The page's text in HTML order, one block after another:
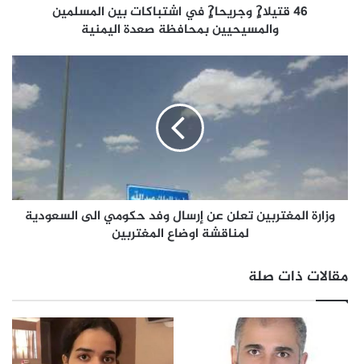
46 قتيلا?ٍ وجريحا?ٍ في اشتباكات بين المسلمين
والمسيحيين بمحافظة صعدة اليمنية
وزارة المغتربين تعلن عن إرسال وفد حكومي الى السعودية
لمناقشة اوضاع المغتربين
مقالات ذات صلة